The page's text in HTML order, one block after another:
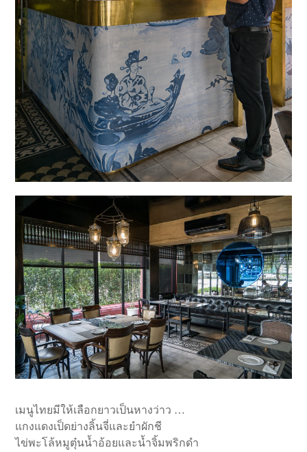
เมนูไทยมีให้เลือกยาวเป็นหางว่าว …
แกงแดงเป็ดย่างลิ้นจี่และยำผักชี
ไข่พะโล้หมูตุ๋นน้ำอ้อยและน้ำจิ้มพริกดำ